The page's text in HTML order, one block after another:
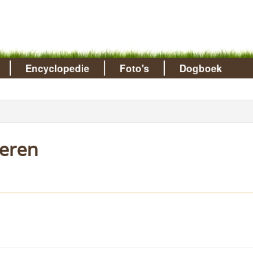
Encyclopedie Foto's Dogboek